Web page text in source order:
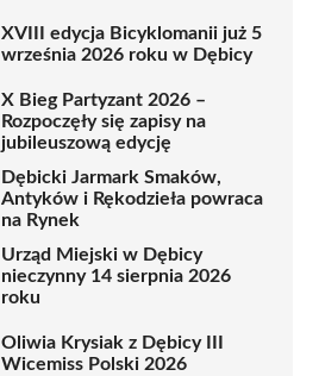
XVIII edycja Bicyklomanii już 5
września 2026 roku w Dębicy
X Bieg Partyzant 2026 –
Rozpoczęły się zapisy na
jubileuszową edycję
Dębicki Jarmark Smaków,
Antyków i Rękodzieła powraca
na Rynek
Urząd Miejski w Dębicy
nieczynny 14 sierpnia 2026
roku
Oliwia Krysiak z Dębicy III
Wicemiss Polski 2026